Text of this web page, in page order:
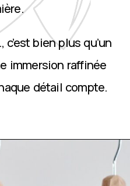
c’est bien plus qu’un
immersion raffinée
détail compte.